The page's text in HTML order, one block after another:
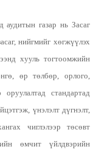
газар нь Засаг
нийгмийг хөгжүүлэх
хууль тогтоомжийн
өр төлбөр, орлого,
стандартад
үнэлэлт дүгнэлт,
чиглэлээр төсөвт
өмчит үйлдвэрийн